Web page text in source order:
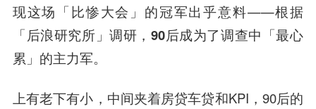
现这场「比惨大会」的冠军出乎意料——根据
「后浪研究所」调研， 90后成为了调查中「最心
累」的主力军。
上有老下有小，中间夹着房贷车贷和KPI，90后的